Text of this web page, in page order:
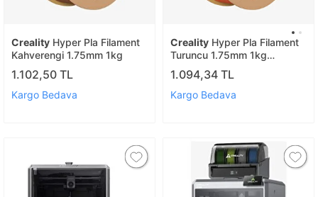
Creality Hyper Pla Filament
Kahverengi 1.75mm 1kg
1.102,50 TL
Kargo Bedava
Creality Hyper Pla Filament
Turuncu 1.75mm 1kg
Standart
1.094,34 TL
Kargo Bedava